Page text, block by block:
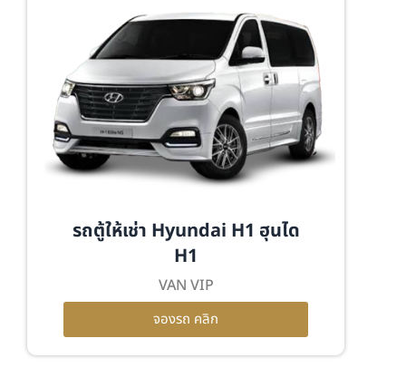
รถตู้ให้เช่า Hyundai H1 ฮุนได
H1
VAN VIP
จองรถ คลิก